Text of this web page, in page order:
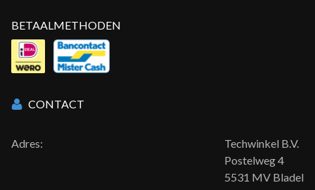
BETAALMETHODEN
CONTACT
Adres:
Techwinkel B.V.
Postelweg 4
5531 MV Bladel